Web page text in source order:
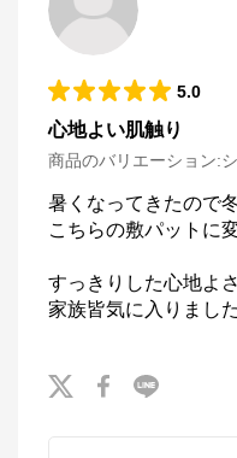
5.0
心地よい肌触り
商品のバリエーション:
暑くなってきたので
こちらの敷パットに
すっきりした心地よ
家族皆気に入りました